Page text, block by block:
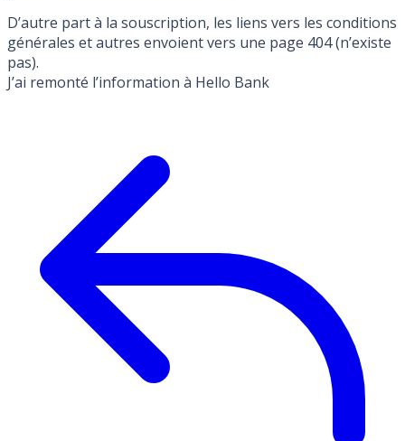
D’autre part à la souscription, les liens vers les conditions
générales et autres envoient vers une page 404 (n’existe
pas).
J’ai remonté l’information à Hello Bank